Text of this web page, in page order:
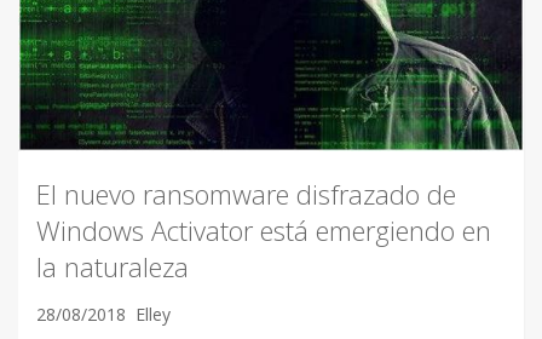
El nuevo ransomware disfrazado de
Windows Activator está emergiendo en
la naturaleza
28/08/2018 Elley